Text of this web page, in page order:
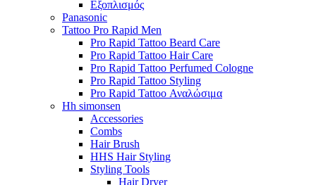
Εξοπλισμός
Panasonic
Tattoo Pro Rapid Men
Pro Rapid Tattoo Beard Care
Pro Rapid Tattoo Hair Care
Pro Rapid Tattoo Perfumed Cologne
Pro Rapid Tattoo Styling
Pro Rapid Tattoo Αναλώσιμα
Hh simonsen
Accessories
Combs
Hair Brush
HHS Hair Styling
Styling Tools
Hair Dryer